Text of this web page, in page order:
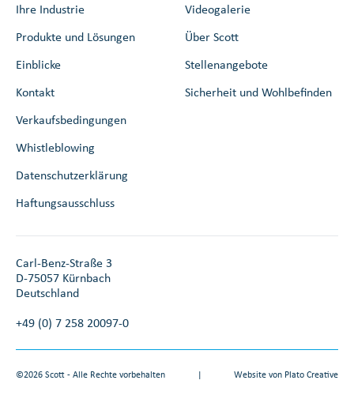
Ihre Industrie
Produkte und Lösungen
Einblicke
Kontakt
Videogalerie
Über Scott
Stellenangebote
Sicherheit und Wohlbefinden
Verkaufsbedingungen
Whistleblowing
Datenschutzerklärung
Haftungsausschluss
Carl-Benz-Straße 3
D-75057 Kürnbach
Deutschland
+49 (0) 7 258 20097-0
©2026 Scott - Alle Rechte vorbehalten | Website von Plato Creative